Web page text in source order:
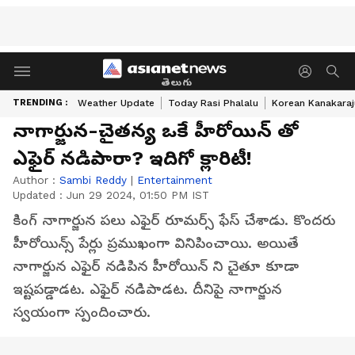
తెలుగు
TRENDING : Weather Update Today Rasi Phalalu Korean
నాగార్జున-చైతన్య ఒకే హీరోయిన్ తో
ఎఫైర్ నడిపారా? ఇదిగో క్లారిటీ!
Author : Sambi Reddy | Entertainment
Updated : Jun 29 2024, 01:50 PM IST
కింగ్ నాగార్జున పలు ఎఫైర్ రూమర్స్ ఫేస్ చేశాడు. కొందరు
హీరోయిన్స్ పేర్లు ప్రముఖంగా వినిపించాయి. అయితే
నాగార్జున ఎఫైర్ నడిపిన హీరోయిన్ ని చైతూ కూడా
ఇష్టపడ్డాడట. ఎఫైర్ నడిపాడట. దీనిపై నాగార్జున
స్వయంగా స్పందించారు.